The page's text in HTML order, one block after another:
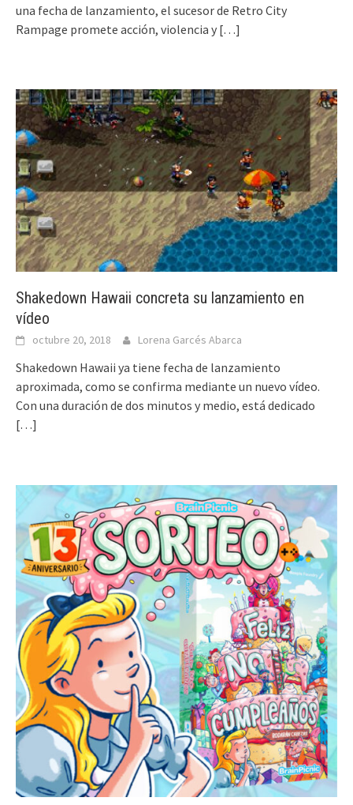
una fecha de lanzamiento, el sucesor de Retro City
Rampage promete acción, violencia y […]
Shakedown Hawaii concreta su lanzamiento en
vídeo
octubre 20, 2018 Lorena Garcés Abarca
Shakedown Hawaii ya tiene fecha de lanzamiento
aproximada, como se confirma mediante un nuevo vídeo.
Con una duración de dos minutos y medio, está dedicado
[…]